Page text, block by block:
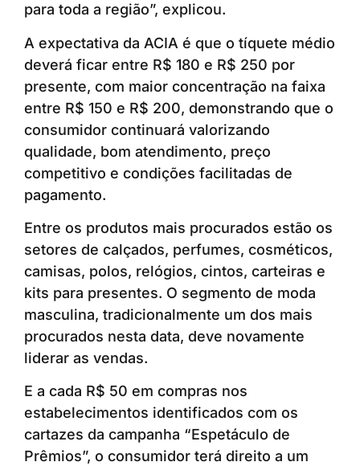
para toda a região”, explicou.
A expectativa da ACIA é que o tíquete médio
deverá ficar entre R$ 180 e R$ 250 por
presente, com maior concentração na faixa
entre R$ 150 e R$ 200, demonstrando que o
consumidor continuará valorizando
qualidade, bom atendimento, preço
competitivo e condições facilitadas de
pagamento.
Entre os produtos mais procurados estão os
setores de calçados, perfumes, cosméticos,
camisas, polos, relógios, cintos, carteiras e
kits para presentes. O segmento de moda
masculina, tradicionalmente um dos mais
procurados nesta data, deve novamente
liderar as vendas.
E a cada R$ 50 em compras nos
estabelecimentos identificados com os
cartazes da campanha “Espetáculo de
Prêmios”, o consumidor terá direito a um